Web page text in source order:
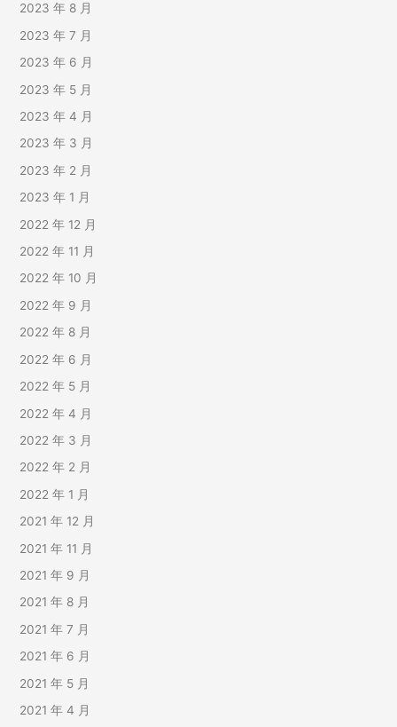
2023 年 8 月
2023 年 7 月
2023 年 6 月
2023 年 5 月
2023 年 4 月
2023 年 3 月
2023 年 2 月
2023 年 1 月
2022 年 12 月
2022 年 11 月
2022 年 10 月
2022 年 9 月
2022 年 8 月
2022 年 6 月
2022 年 5 月
2022 年 4 月
2022 年 3 月
2022 年 2 月
2022 年 1 月
2021 年 12 月
2021 年 11 月
2021 年 9 月
2021 年 8 月
2021 年 7 月
2021 年 6 月
2021 年 5 月
2021 年 4 月